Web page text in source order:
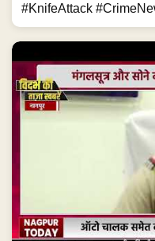
#KnifeAttack